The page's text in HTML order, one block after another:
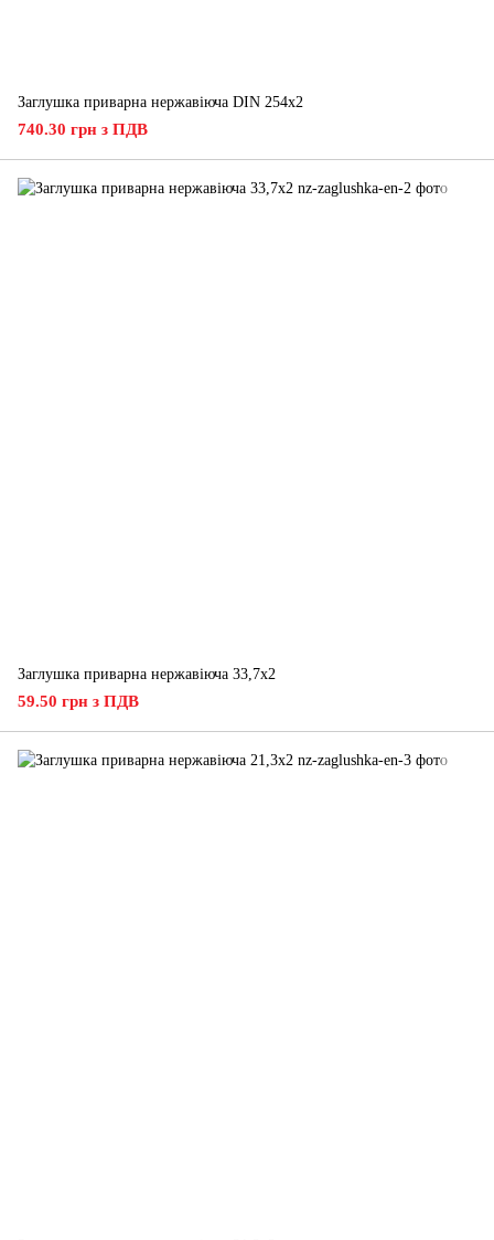
Заглушка приварна нержавіюча DIN 254х2
740.30 грн з ПДВ
Заглушка приварна нержавіюча 33,7x2
59.50 грн з ПДВ